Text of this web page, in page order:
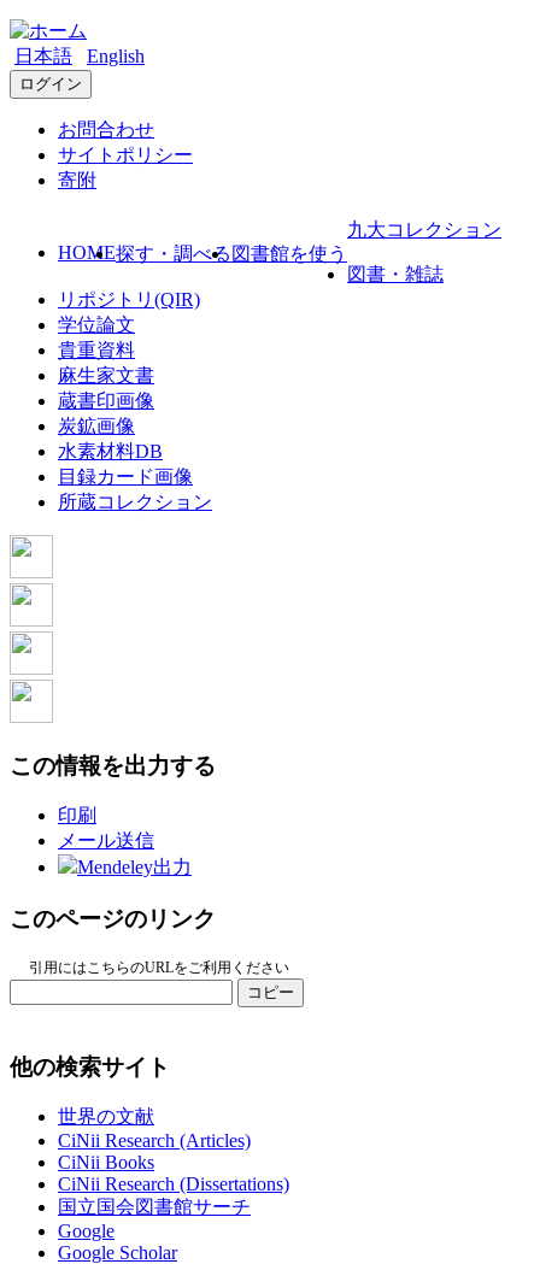
日本語 English
ログイン
お問合わせ
サイトポリシー
寄附
HOME探す・調べる 図書館を使う
九大コレクション
図書・雑誌
リポジトリ(QIR)
学位論文
貴重資料
麻生家文書
蔵書印画像
炭鉱画像
水素材料DB
目録カード画像
所蔵コレクション
この情報を出力する
印刷
メール送信
Mendeley出力
このページのリンク
引用にはこちらのURLをご利用ください
コピー
他の検索サイト
世界の文献
CiNii Research (Articles)
CiNii Books
CiNii Research (Dissertations)
国立国会図書館サーチ
Google
Google Scholar